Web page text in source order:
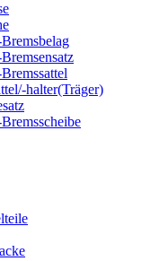
halter(Träger)